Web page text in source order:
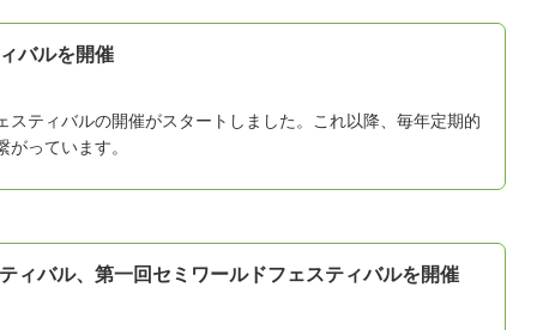
バルを開催
ティバルの開催がスタートしました。これ以降、毎年定期的
っています。
ィバル、第一回セミワールドフェスティバルを開催